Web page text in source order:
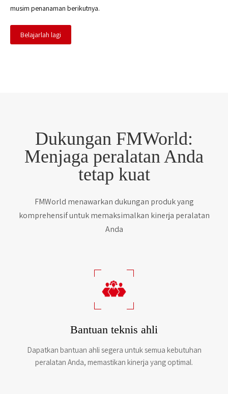
musim penanaman berikutnya.
Belajarlah lagi
Dukungan FMWorld:
Menjaga peralatan Anda
tetap kuat
FMWorld menawarkan dukungan produk yang
komprehensif untuk memaksimalkan kinerja peralatan
Anda
Bantuan teknis ahli
Dapatkan bantuan ahli segera untuk semua kebutuhan
peralatan Anda, memastikan kinerja yang optimal.